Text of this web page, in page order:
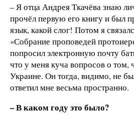
– Я отца Андрея Ткачёва знаю
прочёл первую его книгу и был
язык, какой слог! Потом я
«Собрание проповедей
попросил электронную почту
что у меня куча вопросов о том,
Украине. Он тогда, видимо, не
ответил мне весьма пространно.
– В каком году это было?